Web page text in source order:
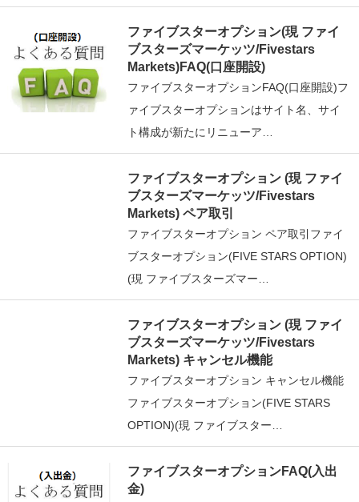
ファイブスターオプション(現 ファイ
ブスターズマーケッツ/Fivestars
Markets)FAQ(口座開設)
ファイブスターオプションFAQ(口座開設)フ
ァイブスターオプションはサイト名、サイ
ト構成が新たにリニューア…
ファイブスターオプション (現 ファイ
ブスターズマーケッツ/Fivestars
Markets) ペア取引
ファイブスターオプション ペア取引ファイ
ブスターオプション(FIVE STARS OPTION)
(現 ファイブスターズマー…
ファイブスターオプション (現 ファイ
ブスターズマーケッツ/Fivestars
Markets) キャンセル機能
ファイブスターオプション キャンセル機能
ファイブスターオプション(FIVE STARS
OPTION)(現 ファイブスター…
ファイブスターオプションFAQ(入出
金)